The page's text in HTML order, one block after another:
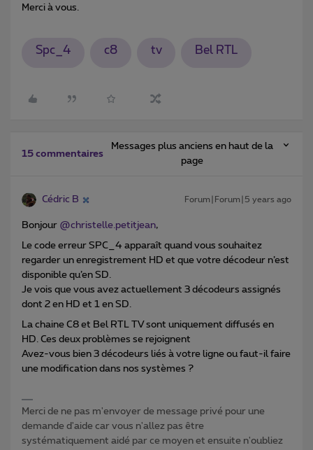
Merci à vous.
Spc_4 c8 tv Bel RTL
15 commentaires
Messages plus anciens en haut de la
page
Cédric B Forum|Forum|5 years ago
Bonjour @christelle.petitjean,
Le code erreur SPC_4 apparaît quand vous souhaitez
regarder un enregistrement HD et que votre décodeur n’est
disponible qu’en SD.
Je vois que vous avez actuellement 3 décodeurs assignés
dont 2 en HD et 1 en SD.
La chaine C8 et Bel RTL TV sont uniquement diffusés en
HD. Ces deux problèmes se rejoignent
Avez-vous bien 3 décodeurs liés à votre ligne ou faut-il faire
une modification dans nos systèmes ?
Merci de ne pas m'envoyer de message privé pour une
demande d'aide car vous n'allez pas être
systématiquement aidé par ce moyen et ensuite n'oubliez